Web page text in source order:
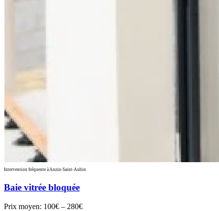
Intervention fréquente à Anzin-Saint-Aubin
Baie vitrée bloquée
Prix moyen: 100€ – 280€